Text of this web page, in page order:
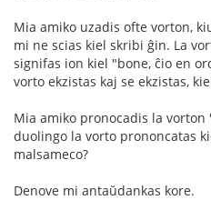
Mia amiko uzadis ofte vorton,
mi ne scias kiel skribi ĝin. La
signifas ion kiel "bone, ĉio en
vorto ekzistas kaj se ekzistas,
Mia amiko pronocadis la vorton
duolingo la vorto prononcatas
malsameco?
Denove mi antaŭdankas kore.